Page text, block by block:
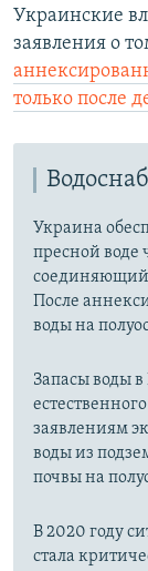
Украинские
заявления о
только после
Украина
пресной воде
соединяющий
После
воды на
Запасы воды
заявлениям
воды из
почвы на
В 2020 году
стала